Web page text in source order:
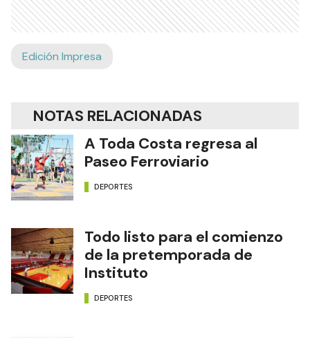
Edición Impresa
NOTAS RELACIONADAS
A Toda Costa regresa al
Paseo Ferroviario
DEPORTES
Todo listo para el comienzo
de la pretemporada de
Instituto
DEPORTES